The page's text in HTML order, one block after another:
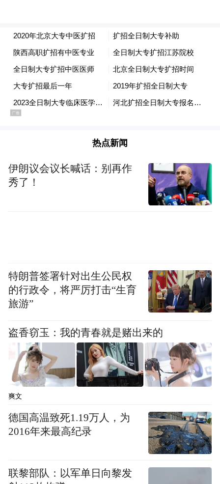
仔细检查着割茬高度、漏收穗头，认真测量
散落田间的谷粒，确保比赛评判的公正准
确。
最终，来自宁波的参赛选手田华达斩获一等
奖，来自舟山的夏飞舟和来自绍兴的赵维梁
的汪永军、来自衢州的管建勇斩获三等奖。
热点新闻
伊朗议会议长喊话：别再作
秀了！
特朗普签署针对出生公民权
的行政令，将严厉打击“生育
旅游”
盗香窃玉：我的青春就是赌出来的
爽文
德国高温致死1.19万人，为
2016年来最高纪录
联黎部队：以军单日向黎发